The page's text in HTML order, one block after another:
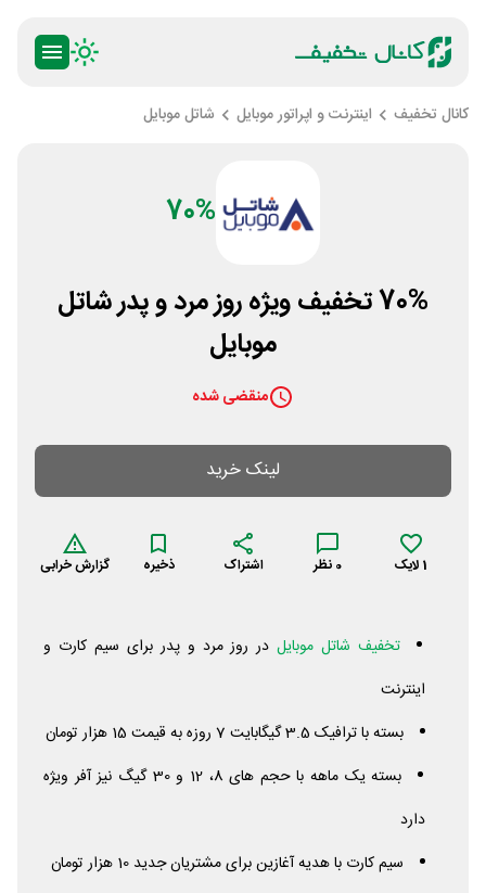
کانال تخفیف اینترنت و اپراتور موبایل شاتل موبایل
70%
70% تخفیف ویژه روز مرد و پدر شاتل
موبایل
منقضی شده
لینک خرید
1لایک 0 نظر اشتراک ذخیره گزارش خرابی
تخفیف شاتل موبایلدر روز مرد و پدر برای سیم کارت و
اینترنت
بسته با ترافیک 3.5 گیگابایت 7 روزه به قیمت 15 هزار تومان
بسته یک ماهه با حجم های 8، 12 و 30 گیگ نیز آفر ویژه
دارد
سیم کارت با هدیه آغازین برای مشتریان جدید 10 هزار تومان